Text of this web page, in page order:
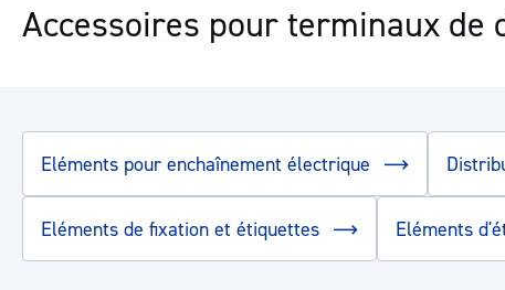
Accessoires pour terminaux de
Eléments pour enchaînement électrique
Eléments de fixation et étiquettes Eléments